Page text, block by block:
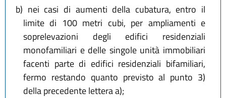
b) nei casi di aumenti della cubatura, entro il
limite di 100 metri cubi, per ampliamenti e
soprelevazioni degli edifici residenziali
monofamiliari e delle singole unità immobiliari
facenti parte di edifici residenziali bifamiliari,
fermo restando quanto previsto al punto 3)
della precedente lettera a);